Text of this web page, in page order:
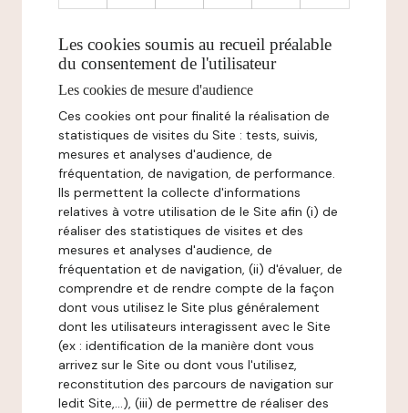
Les cookies soumis au recueil préalable
du consentement de l'utilisateur
Les cookies de mesure d'audience
Ces cookies ont pour finalité la réalisation de
statistiques de visites du Site : tests, suivis,
mesures et analyses d'audience, de
fréquentation, de navigation, de performance.
Ils permettent la collecte d'informations
relatives à votre utilisation de le Site afin (i) de
réaliser des statistiques de visites et des
mesures et analyses d'audience, de
fréquentation et de navigation, (ii) d'évaluer, de
comprendre et de rendre compte de la façon
dont vous utilisez le Site plus généralement
dont les utilisateurs interagissent avec le Site
(ex : identification de la manière dont vous
arrivez sur le Site ou dont vous l'utilisez,
reconstitution des parcours de navigation sur
ledit Site,...), (iii) de permettre de réaliser des